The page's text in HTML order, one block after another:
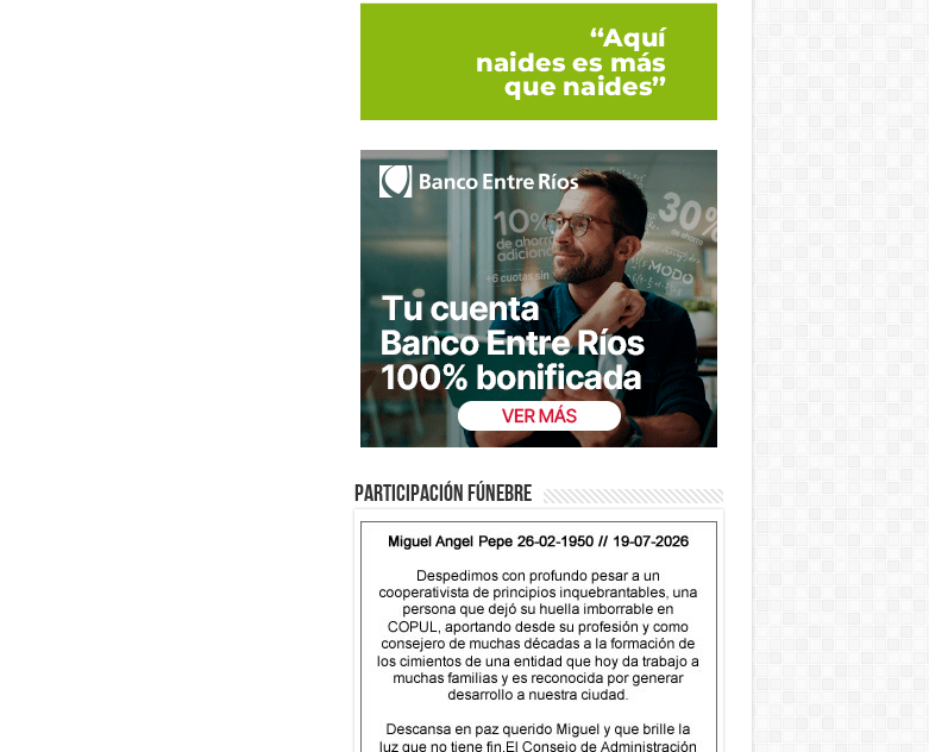
Participación fúnebre